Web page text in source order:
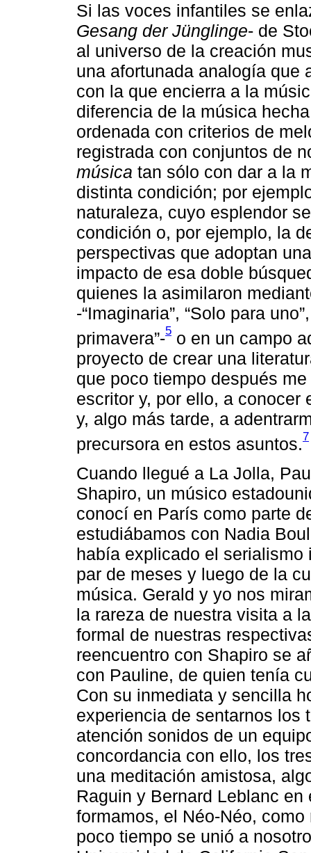
Si las voces infantiles se
Gesang der Jünglinge- de
al universo de la creación
una afortunada analogía que
con la que encierra a la
diferencia de la música
ordenada con criterios de
registrada con conjuntos de
música tan sólo con dar a la
distinta condición; por
naturaleza, cuyo esplendor
condición o, por ejemplo, la
perspectivas que adoptan
impacto de esa doble
quienes la asimilaron
-“Imaginaria”, “Solo para
primavera”-5 o en un campo
proyecto de crear una
que poco tiempo después
escritor y, por ello, a conocer
y, algo más tarde, a
precursora en estos asuntos.7
Cuando llegué a La Jolla,
Shapiro, un músico
conocí en París como parte
estudiábamos con Nadia
había explicado el serialismo
par de meses y luego de la
música. Gerald y yo nos
la rareza de nuestra visita a
formal de nuestras
reencuentro con Shapiro se
con Pauline, de quien tenía
Con su inmediata y sencilla
experiencia de sentarnos los
atención sonidos de un
concordancia con ello, los
una meditación amistosa,
Raguin y Bernard Leblanc
formamos, el Néo-Néo,
poco tiempo se unió a